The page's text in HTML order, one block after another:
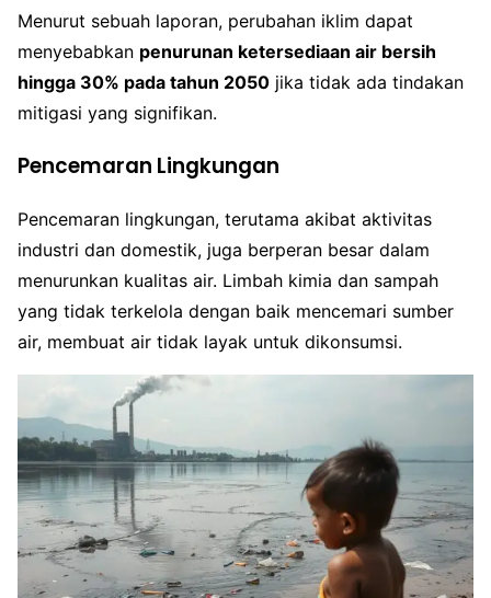
Menurut sebuah laporan, perubahan iklim dapat
menyebabkan penurunan ketersediaan air bersih
hingga 30% pada tahun 2050 jika tidak ada tindakan
mitigasi yang signifikan.
Pencemaran Lingkungan
Pencemaran lingkungan, terutama akibat aktivitas
industri dan domestik, juga berperan besar dalam
menurunkan kualitas air. Limbah kimia dan sampah
yang tidak terkelola dengan baik mencemari sumber
air, membuat air tidak layak untuk dikonsumsi.